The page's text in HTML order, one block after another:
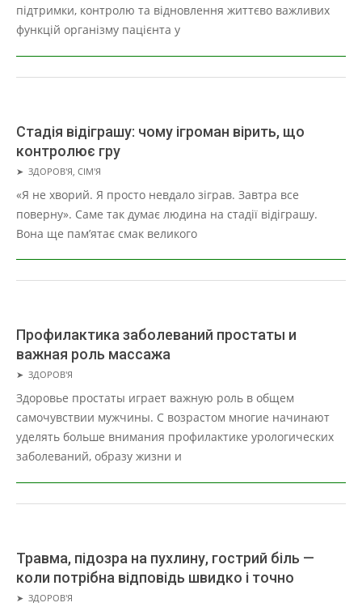
підтримки, контролю та відновлення життєво важливих
функцій організму пацієнта у
Стадія відіграшу: чому ігроман вірить, що
контролює гру
2026-
05-
➤ ЗДОРОВ'Я СІМ'Я
«Я не хворий. Я просто невдало зіграв. Завтра все
поверну». Саме так думає людина на стадії відіграшу.
Вона ще пам’ятає смак великого
Профилактика заболеваний простаты и
важная роль массажа
2026-
05-
20
➤ ЗДОРОВ'Я
Здоровье простаты играет важную роль в общем
самочувствии мужчины. С возрастом многие начинают
уделять больше внимания профилактике урологических
заболеваний, образу жизни и
Травма, підозра на пухлину, гострий біль —
коли потрібна відповідь швидко і точно
2026-
➤ ЗДОРОВ'Я